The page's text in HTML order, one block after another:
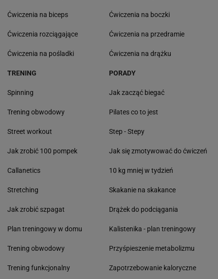
Ćwiczenia na biceps
Ćwiczenia rozciągające
Ćwiczenia na pośladki
Ćwiczenia na boczki
Ćwiczenia na przedramie
Ćwiczenia na drążku
TRENING
Spinning
Trening obwodowy
Street workout
Jak zrobić 100 pompek
Callanetics
Stretching
Jak zrobić szpagat
Plan treningowy w domu
Trening obwodowy
Trening funkcjonalny
PORADY
Jak zacząć biegać
Pilates co to jest
Step - Stepy
Jak się zmotywować do ćwiczeń
10 kg mniej w tydzień
Skakanie na skakance
Drążek do podciągania
Kalistenika - plan treningowy
Przyśpieszenie metabolizmu
Zapotrzebowanie kaloryczne